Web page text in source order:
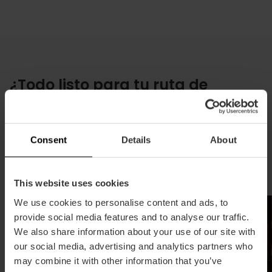
Consent Details About
This website uses cookies
We use cookies to personalise content and ads, to
provide social media features and to analyse our traffic.
We also share information about your use of our site with
our social media, advertising and analytics partners who
may combine it with other information that you’ve
¿Todo listo para tu ruta de
Explora nuestra selección de tiendas con alma,
descubre los productos locales más auténticos o
planifica tu visita a los grandes centros comerciales